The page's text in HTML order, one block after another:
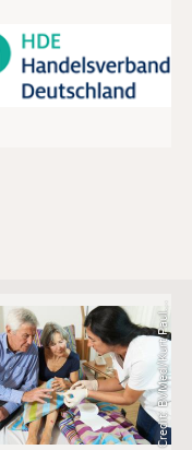
HEADHUNTING
C
r
e
d
i
t
:
B
V
M
e
d
/
K
u
r
t
P
a
u
l
u
s